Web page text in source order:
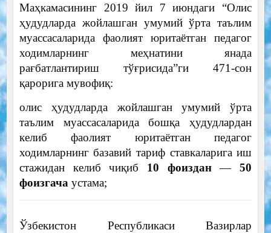
Маҳкамасининг 2019 йил 7 июндаги “Олис
ҳудудларда жойлашган умумий ўрта таълим
муассасаларида фаолият юритаётган педагог
ходимларнинг меҳнатини янада
рағбатлантириш тўғрисида”ги 471-сон
қарорига мувофиқ:
олис ҳудудларда жойлашган умумий ўрта
таълим муассасаларида бошқа ҳудудлардан
келиб фаолият юритаётган педагог
ходимларнинг базавий тариф ставкаларига иш
стажидан келиб чиқиб 10 фоиздан—50
фоизгача устама;
Ўзбекистон Республикаси Вазирлар